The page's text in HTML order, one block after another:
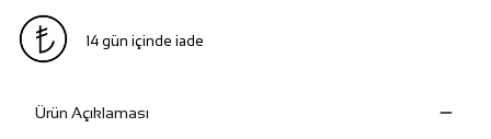
14 gün içinde iade
Ürün Açıklaması